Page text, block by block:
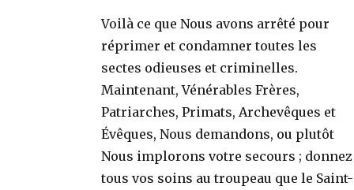
Voilà ce que Nous avons arrêté pour
réprimer et condamner toutes les
sectes odieuses et criminelles.
Maintenant, Vénérables Frères,
Patriarches, Primats, Archevêques et
Évêques, Nous demandons, ou plutôt
Nous implorons votre secours ; donnez
tous vos soins au troupeau que le Saint-